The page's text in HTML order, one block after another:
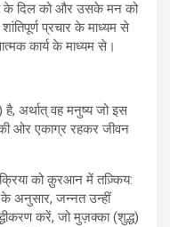
के दिल को और उसके मन को
प्रचार के माध्यम से
कार्य के माध्यम से।
अर्थात् वह मनुष्य जो इस
ओर एकाग्र रहकर जीवन
को क़ुरआन में तज़्किय:
अनुसार, जन्नत उन्हीं
करें, जो मुज़क्का (शुद्ध)